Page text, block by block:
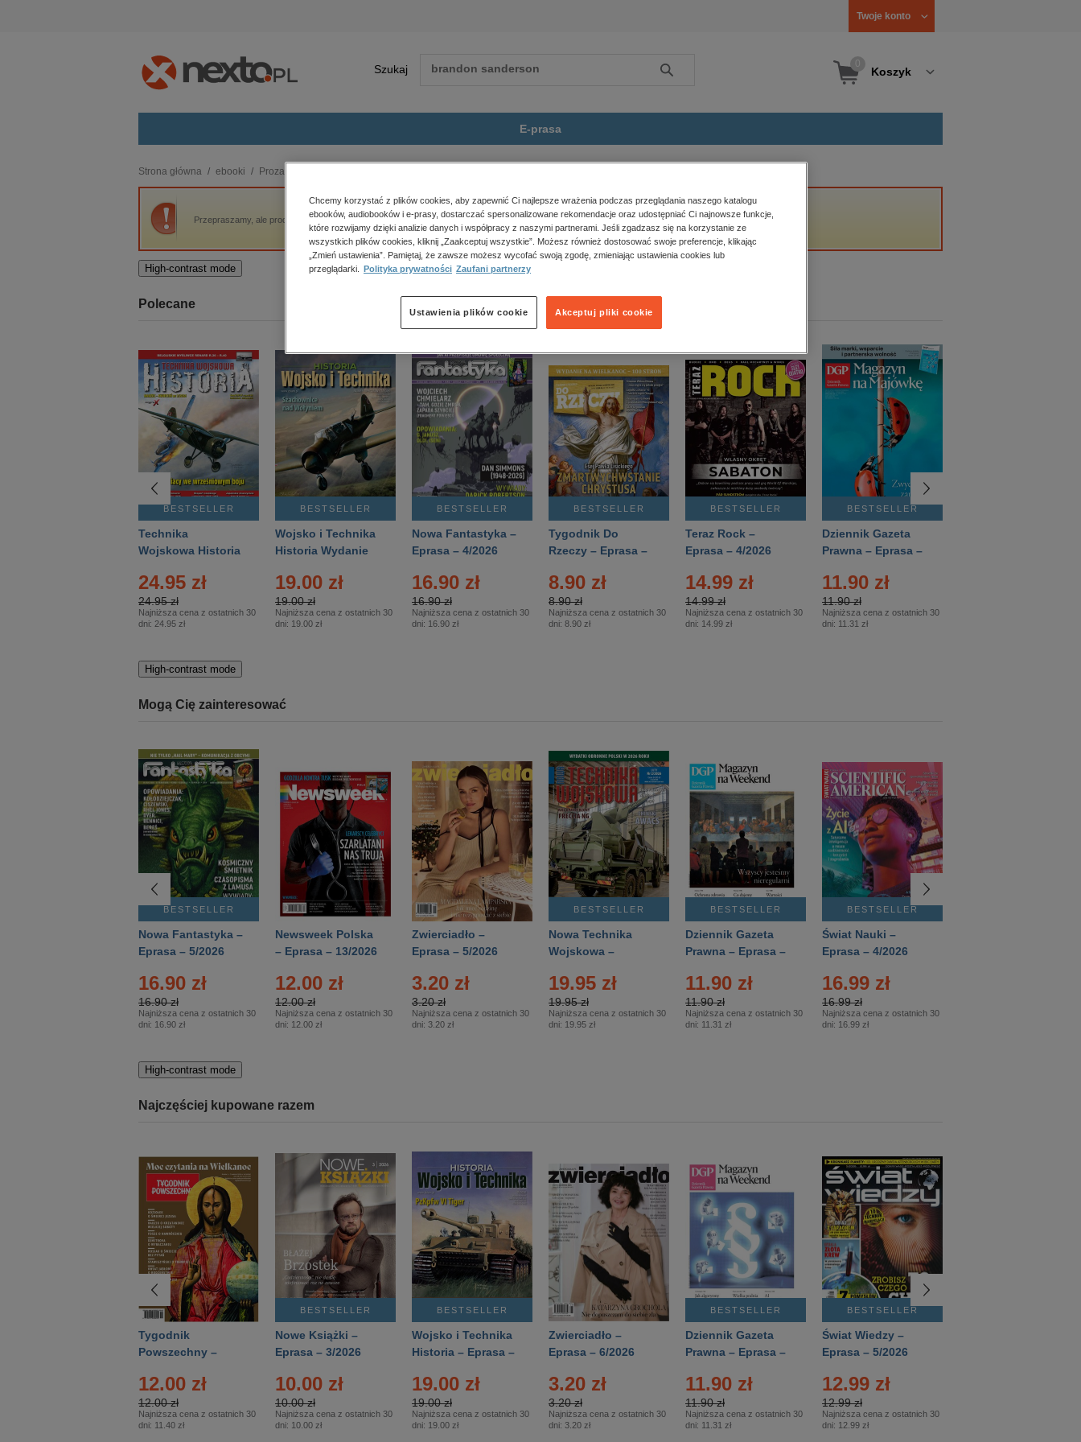
Twoje konto
Szukaj Szukaj Koszyk
E-prasa
budownictwo, aranżacja wnętrz
biznesowe, branżowe, gospodarka
darmowe wydania
edukacja
kobiece, lifestyle, kultura
polityka, społeczno-informacyjne
psychologiczne
inne
popularno-naukowe
historia
zdrowie
religie
Strona główna ebooki Proza
Przepraszamy, ale produkt „Popioły” nie jest dostępny.
High-contrast mode
Polecane
BESTSELLER
Technika
Wojskowa Historia
24.95 zł
24.95 zł
Najniższa cena z ostatnich 30
dni: 24.95 zł
BESTSELLER
Wojsko i Technika
Historia Wydanie
– 2/2026
19.00 zł
19.00 zł
Najniższa cena z ostatnich 30
dni: 19.00 zł
BESTSELLER
Nowa Fantastyka –
Eprasa – 4/2026
16.90 zł
16.90 zł
Najniższa cena z ostatnich 30
dni: 16.90 zł
BESTSELLER
Tygodnik Do
Rzeczy – Eprasa –
8.90 zł
8.90 zł
Najniższa cena z ostatnich 30
dni: 8.90 zł
BESTSELLER
Teraz Rock –
Eprasa – 4/2026
14.99 zł
14.99 zł
Najniższa cena z ostatnich 30
dni: 14.99 zł
BESTSELLER
Dziennik Gazeta
Prawna – Eprasa –
11.90 zł
11.90 zł
Najniższa cena z ostatnich 30
dni: 11.31 zł
High-contrast mode
Mogą Cię zainteresować
BESTSELLER
Nowa Fantastyka –
Eprasa – 5/2026
16.90 zł
16.90 zł
Najniższa cena z ostatnich 30
dni: 16.90 zł
Newsweek Polska
– Eprasa – 13/2026
12.00 zł
12.00 zł
Najniższa cena z ostatnich 30
dni: 12.00 zł
Zwierciadło –
Eprasa – 5/2026
3.20 zł
3.20 zł
Najniższa cena z ostatnich 30
dni: 3.20 zł
BESTSELLER
Nowa Technika
Wojskowa –
19.95 zł
19.95 zł
Najniższa cena z ostatnich 30
dni: 19.95 zł
BESTSELLER
Dziennik Gazeta
Prawna – Eprasa –
11.90 zł
11.90 zł
Najniższa cena z ostatnich 30
dni: 11.31 zł
BESTSELLER
Świat Nauki –
Eprasa – 4/2026
16.99 zł
16.99 zł
Najniższa cena z ostatnich 30
dni: 16.99 zł
High-contrast mode
Najczęściej kupowane razem
Tygodnik
Powszechny –
12.00 zł
12.00 zł
Najniższa cena z ostatnich 30
dni: 11.40 zł
BESTSELLER
Nowe Książki –
Eprasa – 3/2026
10.00 zł
10.00 zł
Najniższa cena z ostatnich 30
dni: 10.00 zł
BESTSELLER
Wojsko i Technika
Historia – Eprasa –
19.00 zł
19.00 zł
Najniższa cena z ostatnich 30
dni: 19.00 zł
Zwierciadło –
Eprasa – 6/2026
3.20 zł
3.20 zł
Najniższa cena z ostatnich 30
dni: 3.20 zł
BESTSELLER
Dziennik Gazeta
Prawna – Eprasa –
11.90 zł
11.90 zł
Najniższa cena z ostatnich 30
dni: 11.31 zł
BESTSELLER
Świat Wiedzy –
Eprasa – 5/2026
12.99 zł
12.99 zł
Najniższa cena z ostatnich 30
dni: 12.99 zł
Chcemy korzystać z plików cookies, aby zapewnić Ci najlepsze wrażenia podczas przeglądania naszego katalogu
ebooków, audiobooków i e-prasy, dostarczać spersonalizowane rekomendacje oraz udostępniać Ci najnowsze funkcje,
które rozwijamy dzięki analizie danych i współpracy z naszymi partnerami. Jeśli zgadzasz się na korzystanie ze
wszystkich plików cookies, kliknij „Zaakceptuj wszystkie”. Możesz również dostosować swoje preferencje, klikając
„Zmień ustawienia”. Pamiętaj, że zawsze możesz wycofać swoją zgodę, zmieniając ustawienia cookies lub
przeglądarki.
Polityka prywatności Zaufani partnerzy
Akceptuj pliki cookie
Ustawienia plików cookie